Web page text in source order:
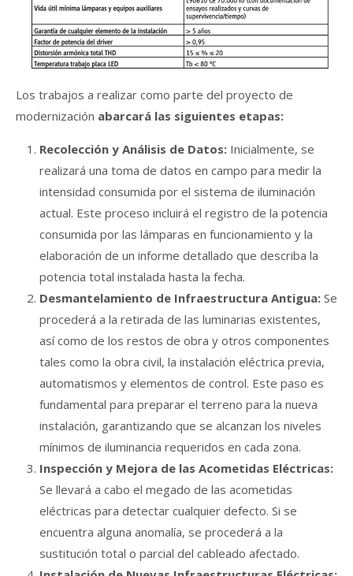
Los trabajos a realizar como parte del proyecto de
modernización abarcará las siguientes etapas:
Recolección y Análisis de Datos: Inicialmente, se
realizará una toma de datos en campo para medir la
intensidad consumida por el sistema de iluminación
actual. Este proceso incluirá el registro de la potencia
consumida por las lámparas en funcionamiento y la
elaboración de un informe detallado que describa la
potencia total instalada hasta la fecha.
Desmantelamiento de Infraestructura Antigua: Se
procederá a la retirada de las luminarias existentes,
así como de los restos de obra y otros componentes
tales como la obra civil, la instalación eléctrica previa,
automatismos y elementos de control. Este paso es
fundamental para preparar el terreno para la nueva
instalación, garantizando que se alcanzan los niveles
mínimos de iluminancia requeridos en cada zona.
Inspección y Mejora de las Acometidas Eléctricas:
Se llevará a cabo el megado de las acometidas
eléctricas para detectar cualquier defecto. Si se
encuentra alguna anomalía, se procederá a la
sustitución total o parcial del cableado afectado.